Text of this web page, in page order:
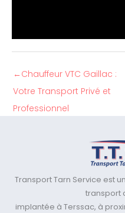
← Chauffeur VTC Gaillac :
Votre Transport Privé et
Professionnel
Transport Tarn Service est
transport
implantée à Terssac, à